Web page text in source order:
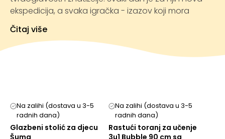
ekspedicija, a svaka igračka - izazov koji mora
“provaliti”. I zato u toj dobi igra više nije samo
zabavna: ona postaje ozbiljan posao. Kroz nju dijete
uči tko je, što može, i kako utječe na svijet oko sebe.
Ovo je doba kada dijete želi sve “samo”, kada
eksperimentira s ravnotežom, uzrokom i
Čitaj više
Na zalihi (dostava u 3-5
radnih dana)
Glazbeni stolić za djecu
Šuma
Na zalihi (dostava u 3-5
radnih dana)
Rastući toranj za učenje
3u1 Bubble 90 cm sa